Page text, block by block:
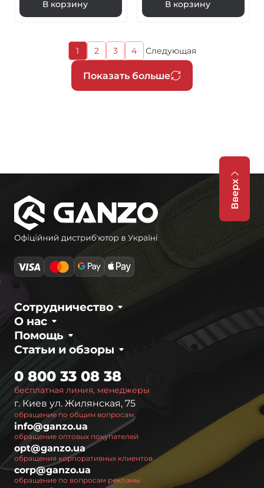
В корзину В корзину
Нумерация
страниц
Показать больше
Текущая
страница
1
Страница
2
Страница
3
Страница
4
Следующая
страница
Следующая
Вверх
О нас
Сотрудничество
Статьи и обзоры
Помощь
бесплатная линия, менеджеры
0 800 33 08 38
г. Киев ул. Жилянская, 75
обращение по общим вопросам
info@ganzo.ua
обращение оптовых покупателей
opt@ganzo.ua
обращения корпоративных клиентов
corp@ganzo.ua
обращение по вопросам рекламы